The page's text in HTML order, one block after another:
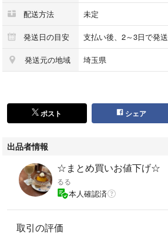
配送方法 未定
発送日の目安 支払い後、2～3日で発送
発送元の地域 埼玉県
ポスト シェア
出品者情報
☆まとめ買いお値下げ☆
るる
本人確認済
取引の評価